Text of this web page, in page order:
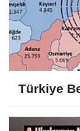
Türkiye